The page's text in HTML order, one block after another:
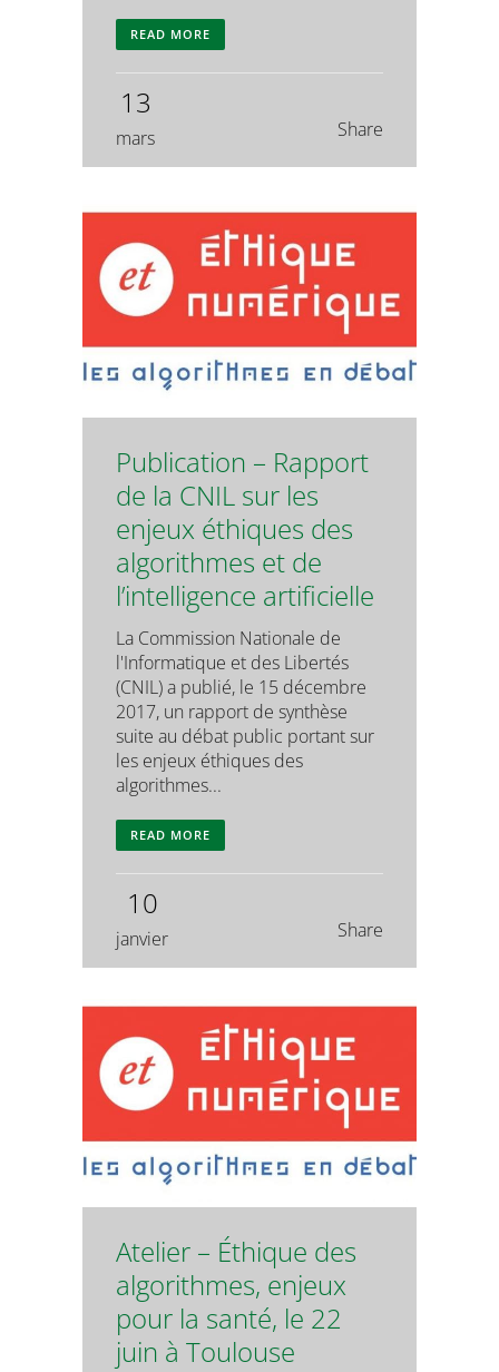
READ MORE
13
mars Share
Publication – Rapport
de la CNIL sur les
enjeux éthiques des
algorithmes et de
l’intelligence artificielle
La Commission Nationale de
l'Informatique et des Libertés
(CNIL) a publié, le 15 décembre
2017, un rapport de synthèse
suite au débat public portant sur
les enjeux éthiques des
algorithmes...
READ MORE
10
janvier Share
Atelier – Éthique des
algorithmes, enjeux
pour la santé, le 22
juin à Toulouse